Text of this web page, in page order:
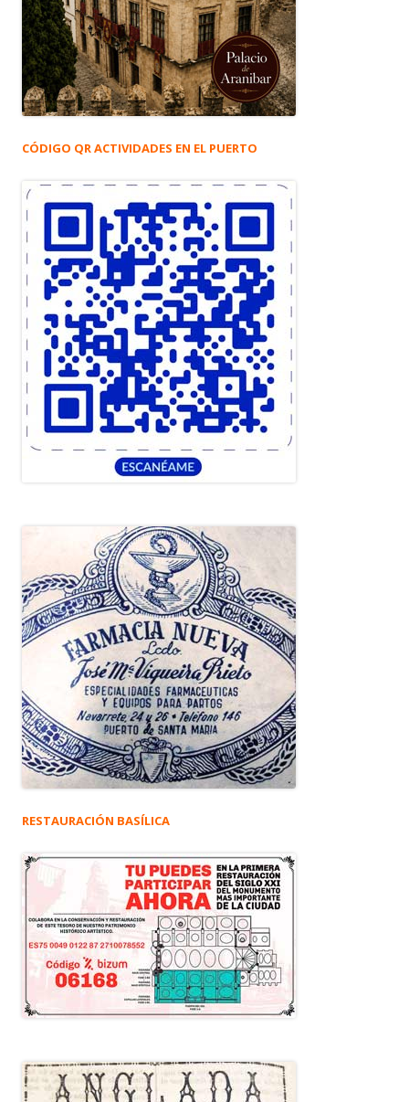
CÓDIGO QR ACTIVIDADES EN EL PUERTO
RESTAURACIÓN BASÍLICA